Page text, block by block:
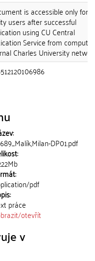
is accessible only for
users after successful
using CU Central
Service from
Charles University
DP01.pdf
pdf
práce
otevřít
v